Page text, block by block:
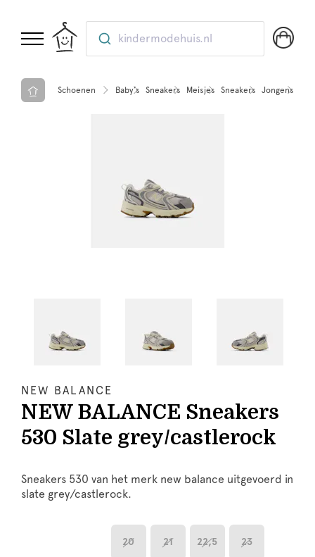
kindermodehuis.nl
Schoenen Baby’s Sneakers Meisjes Sneakers Jongens
NEW BALANCE
NEW BALANCE Sneakers
530 Slate grey/castlerock
Sneakers 530 van het merk new balance uitgevoerd in
slate grey/castlerock.
20 21 22,5 23